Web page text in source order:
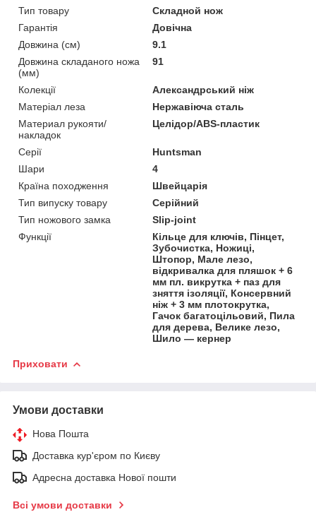
Тип товару
Складной нож
Гарантія
Довічна
Довжина (cм)
9.1
Довжина складаного ножа
(мм)
91
Колекції
Александрський ніж
Матеріал леза
Нержавіюча сталь
Материал рукояти/
накладок
Целідор/ABS-пластик
Серії
Huntsman
Шари
4
Країна походження
Швейцарія
Тип випуску товару
Серійний
Тип ножового замка
Slip-joint
Функції
Кільце для ключів, Пінцет,
Зубочистка, Ножиці,
Штопор, Мале лезо,
відкривалка для пляшок + 6
мм пл. викрутка + паз для
зняття ізоляції, Консервний
ніж + 3 мм плотокрутка,
Гачок багатоцільовий, Пила
для дерева, Велике лезо,
Шило — кернер
Приховати
Умови доставки
Нова Пошта
Доставка кур'єром по Києву
Адресна доставка Нової пошти
Всі умови доставки